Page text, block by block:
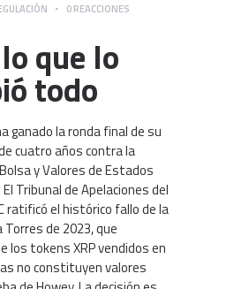
0REACCIONES
que lo
todo
ganado la ronda final de su
cuatro años contra la
y Valores de Estados
El Tribunal de Apelaciones del
ratificó el histórico fallo de la
de 2023, que
los tokens XRP vendidos en
no constituyen valores